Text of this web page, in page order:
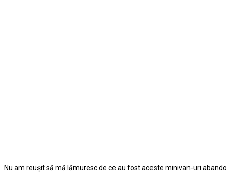
Nu am reuşit să mă lămuresc de ce au fost aceste minivan-uri